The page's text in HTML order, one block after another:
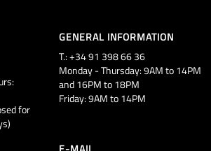
for
GENERAL INFORMATION
T.: +34 91 398 66 36
Monday - Thursday: 9AM to 14PM
and 16PM to 18PM
Friday: 9AM to 14PM